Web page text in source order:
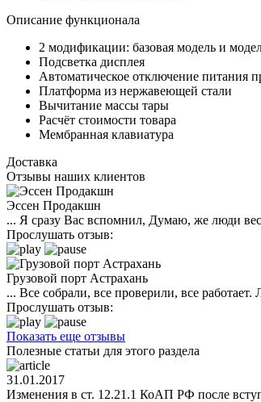
Описание функционала
2 модификации: базовая модель и
Подсветка дисплея
Автоматическое отключение питания
Платформа из нержавеющей стали
Вычитание массы тары
Расчёт стоимости товара
Мембранная клавиатура
Доставка
Отзывы наших клиентов
Эссен Продакшн
... Я сразу Вас вспомнил, Думаю, же люди
Прослушать отзыв:
Грузовой порт Астрахань
... Все собрали, все проверили, все
Прослушать отзыв:
Показать еще отзывы
Полезные статьи для этого раздела
31.01.2017
Изменения в ст. 12.21.1 КоАП РФ после